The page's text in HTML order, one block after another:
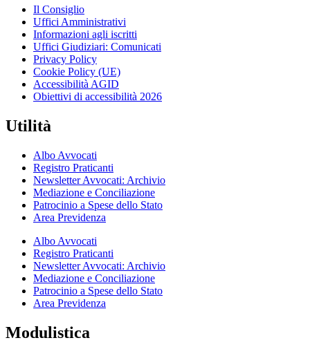
Il Consiglio
Uffici Amministrativi
Informazioni agli iscritti
Uffici Giudiziari: Comunicati
Privacy Policy
Cookie Policy (UE)
Accessibilità AGID
Obiettivi di accessibilità 2026
Utilità
Albo Avvocati
Registro Praticanti
Newsletter Avvocati: Archivio
Mediazione e Conciliazione
Patrocinio a Spese dello Stato
Area Previdenza
Albo Avvocati
Registro Praticanti
Newsletter Avvocati: Archivio
Mediazione e Conciliazione
Patrocinio a Spese dello Stato
Area Previdenza
Modulistica